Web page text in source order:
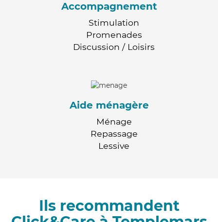
Accompagnement
Stimulation
Promenades
Discussion / Loisirs
Aide ménagère
Ménage
Repassage
Lessive
Ils recommandent